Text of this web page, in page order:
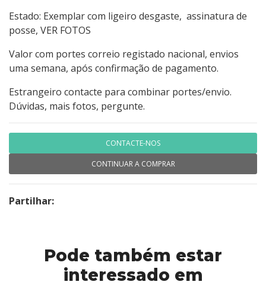
Estado: Exemplar com ligeiro desgaste, assinatura de
posse, VER FOTOS
Valor com portes correio registado nacional, envios
uma semana, após confirmação de pagamento.
Estrangeiro contacte para combinar portes/envio.
Dúvidas, mais fotos, pergunte.
CONTACTE-NOS
CONTINUAR A COMPRAR
Partilhar:
Pode também estar
interessado em